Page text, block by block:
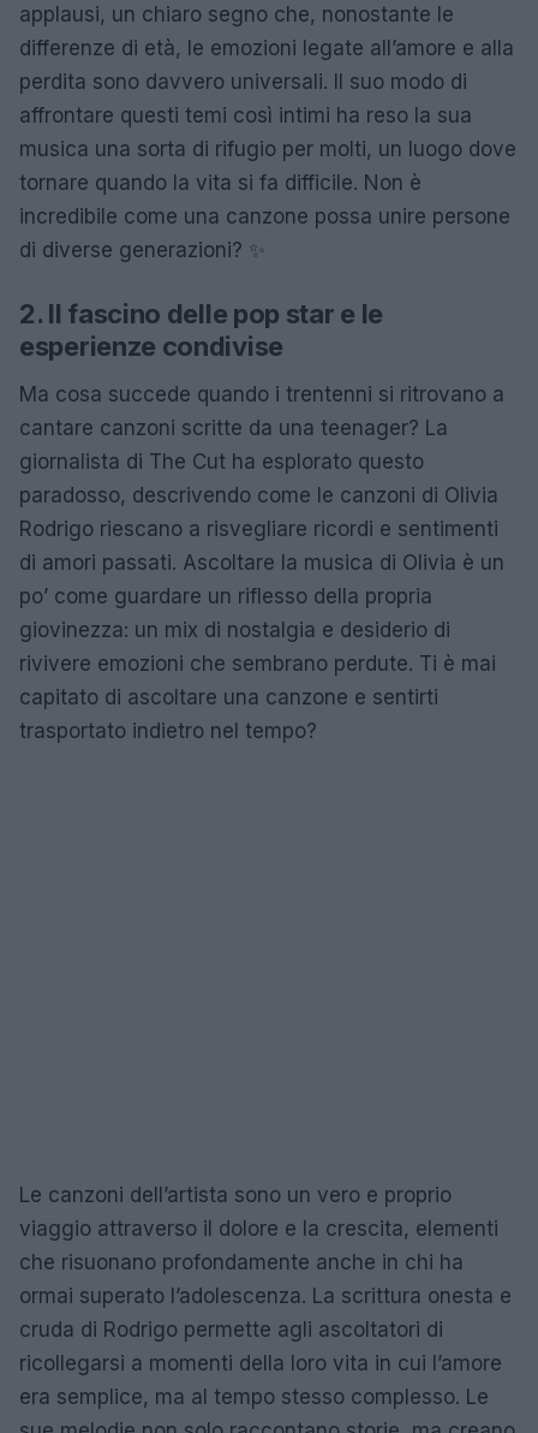
applausi, un chiaro segno che, nonostante le
differenze di età, le emozioni legate all’amore e alla
perdita sono davvero universali. Il suo modo di
affrontare questi temi così intimi ha reso la sua
musica una sorta di rifugio per molti, un luogo dove
tornare quando la vita si fa difficile. Non è
incredibile come una canzone possa unire persone
di diverse generazioni? ✨
2. Il fascino delle pop star e le
esperienze condivise
Ma cosa succede quando i trentenni si ritrovano a
cantare canzoni scritte da una teenager? La
giornalista di The Cut ha esplorato questo
paradosso, descrivendo come le canzoni di Olivia
Rodrigo riescano a risvegliare ricordi e sentimenti
di amori passati. Ascoltare la musica di Olivia è un
po’ come guardare un riflesso della propria
giovinezza: un mix di nostalgia e desiderio di
rivivere emozioni che sembrano perdute. Ti è mai
capitato di ascoltare una canzone e sentirti
trasportato indietro nel tempo?
Le canzoni dell’artista sono un vero e proprio
viaggio attraverso il dolore e la crescita, elementi
che risuonano profondamente anche in chi ha
ormai superato l’adolescenza. La scrittura onesta e
cruda di Rodrigo permette agli ascoltatori di
ricollegarsi a momenti della loro vita in cui l’amore
era semplice, ma al tempo stesso complesso. Le